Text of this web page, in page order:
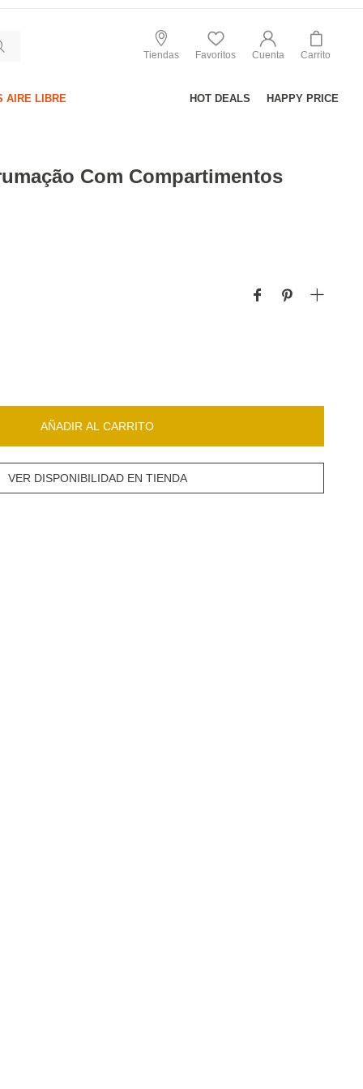
Tiendas Favoritos Cuenta Carrito
AIRE LIBRE HOT DEALS HAPPY PRICE
Com Compartimentos
AÑADIR AL CARRITO
VER DISPONIBILIDAD EN TIENDA